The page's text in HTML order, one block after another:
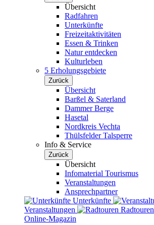
Übersicht
Radfahren
Unterkünfte
Freizeitaktivitäten
Essen & Trinken
Natur entdecken
Kulturleben
5 Erholungsgebiete
Zurück
Übersicht
Barßel & Saterland
Dammer Berge
Hasetal
Nordkreis Vechta
Thülsfelder Talsperre
Info & Service
Zurück
Übersicht
Infomaterial Tourismus
Veranstaltungen
Ansprechpartner
Unterkünfte
Veranstaltungen
Radtouren
Online-Magazin